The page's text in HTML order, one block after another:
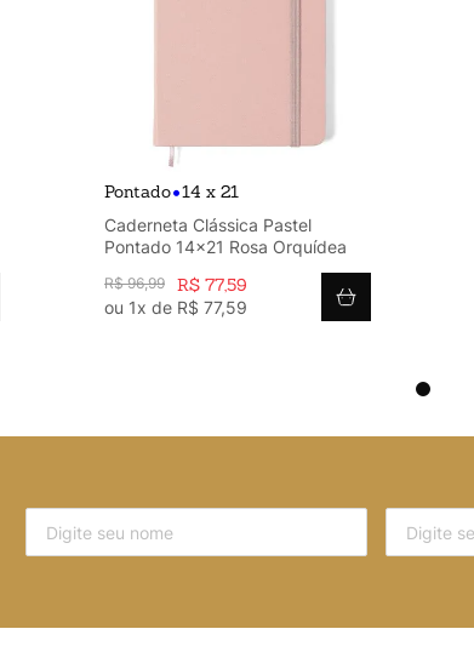
Pontado•14 x 21
Caderneta Clássica Pastel
Pontado 14x21 Rosa Orquídea
R$ 96,99 R$ 77,59
ou 1x de R$ 77,59